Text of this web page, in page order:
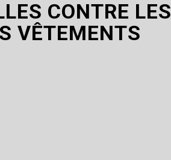
CONTRE LES
VÊTEMENTS